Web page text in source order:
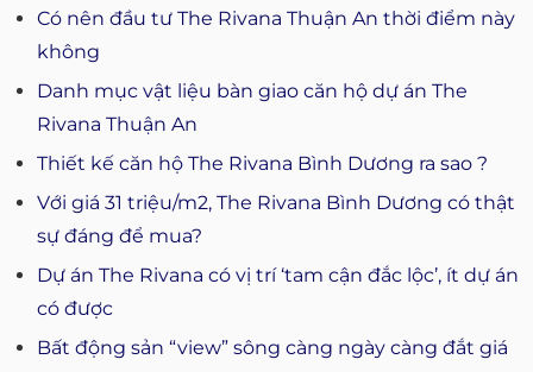
Có nên đầu tư The Rivana Thuận An thời điểm này
không
Danh mục vật liệu bàn giao căn hộ dự án The
Rivana Thuận An
Thiết kế căn hộ The Rivana Bình Dương ra sao ?
Với giá 31 triệu/m2, The Rivana Bình Dương có thật
sự đáng để mua?
Dự án The Rivana có vị trí ‘tam cận đắc lộc’, ít dự án
có được
Bất động sản “view” sông càng ngày càng đắt giá